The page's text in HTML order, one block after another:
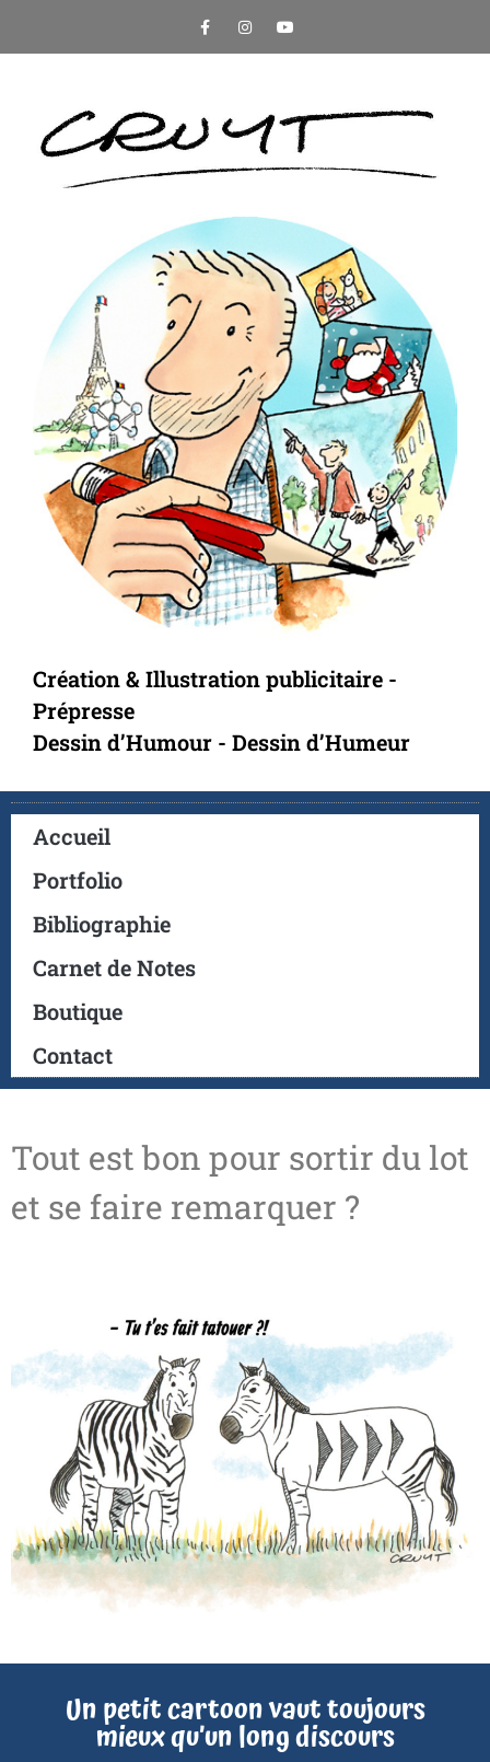
Création & Illustration publicitaire -
Prépresse
Dessin d’Humour - Dessin d’Humeur
Accueil
Portfolio
Bibliographie
Carnet de Notes
Boutique
Contact
Tout est bon pour sortir du lot
et se faire remarquer ?
Un petit cartoon vaut toujours
mieux qu’un long discours